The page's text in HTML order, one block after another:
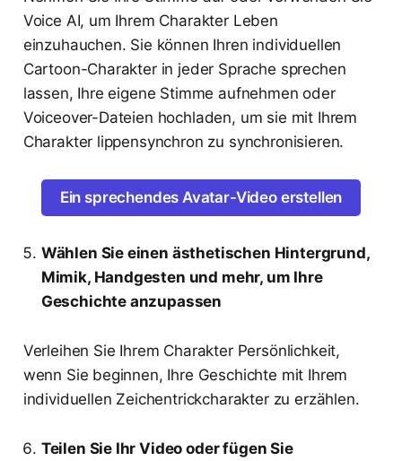
Voice AI, um Ihrem Charakter Leben
einzuhauchen. Sie können Ihren individuellen
Cartoon-Charakter in jeder Sprache sprechen
lassen, Ihre eigene Stimme aufnehmen oder
Voiceover-Dateien hochladen, um sie mit Ihrem
Charakter lippensynchron zu synchronisieren.
Ein sprechendes Avatar-Video erstellen
Wählen Sie einen ästhetischen Hintergrund,
Mimik, Handgesten und mehr, um Ihre
Geschichte anzupassen
Verleihen Sie Ihrem Charakter Persönlichkeit,
wenn Sie beginnen, Ihre Geschichte mit Ihrem
individuellen Zeichentrickcharakter zu erzählen.
Teilen Sie Ihr Video oder fügen Sie